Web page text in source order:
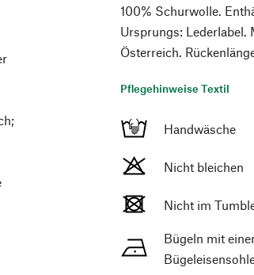
100% Schurwolle.
Ursprungs: Lederlabel.
Österreich.
Pflegehinweise Textil
Handwäsche
Nicht bleichen
Nicht im
Bügeln mit